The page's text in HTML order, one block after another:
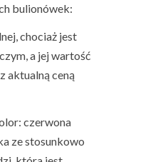
bulionówek:
, chociaż jest
a jej wartość
aktualną ceną
: czerwona
ze stosunkowo